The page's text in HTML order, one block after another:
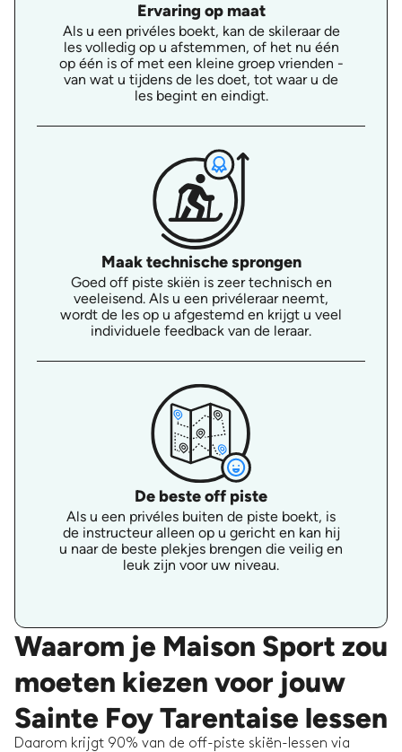
Ervaring op maat
Als u een privéles boekt, kan de skileraar de
les volledig op u afstemmen, of het nu één
op één is of met een kleine groep vrienden -
van wat u tijdens de les doet, tot waar u de
les begint en eindigt.
Maak technische sprongen
Goed off piste skiën is zeer technisch en
veeleisend. Als u een privéleraar neemt,
wordt de les op u afgestemd en krijgt u veel
individuele feedback van de leraar.
De beste off piste
Als u een privéles buiten de piste boekt, is
de instructeur alleen op u gericht en kan hij
u naar de beste plekjes brengen die veilig en
leuk zijn voor uw niveau.
Waarom je Maison Sport zou
moeten kiezen voor jouw
Sainte Foy Tarentaise lessen
Daarom krijgt 90% van de off-piste skiën-lessen via